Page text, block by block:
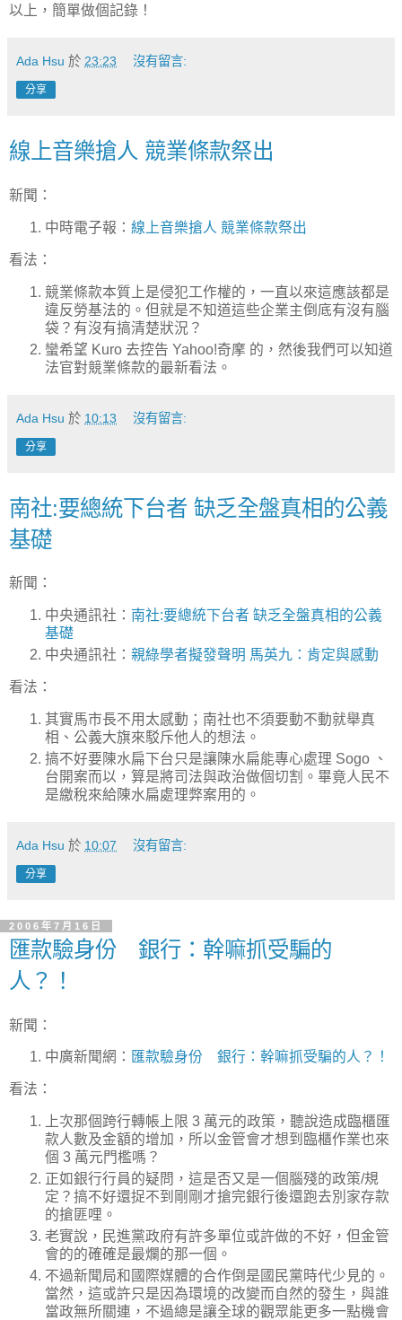
以上，簡單做個記錄！
Ada Hsu 於 23:23 沒有留言:
分享
線上音樂搶人 競業條款祭出
新聞：
中時電子報： 線上音樂搶人 競業條款祭出
看法：
競業條款本質上是侵犯工作權的，一直以來這應該都是
違反勞基法的。但就是不知道這些企業主倒底有沒有腦
袋？有沒有搞清楚狀況？
蠻希望 Kuro 去控告 Yahoo!奇摩 的，然後我們可以知道
法官對競業條款的最新看法。
Ada Hsu 於 10:13 沒有留言:
分享
南社:要總統下台者 缺乏全盤真相的公義
基礎
新聞：
中央通訊社： 南社:要總統下台者 缺乏全盤真相的公義
基礎
中央通訊社： 親綠學者擬發聲明 馬英九：肯定與感動
看法：
其實馬市長不用太感動；南社也不須要動不動就舉真
相、公義大旗來駁斥他人的想法。
搞不好要陳水扁下台只是讓陳水扁能專心處理 Sogo 、
台開案而以，算是將司法與政治做個切割。畢竟人民不
是繳稅來給陳水扁處理弊案用的。
Ada Hsu 於 10:07 沒有留言:
分享
2006年7月16日
匯款驗身份 銀行：幹嘛抓受騙的
人？！
新聞：
中廣新聞網： 匯款驗身份 銀行：幹嘛抓受騙的人？！
看法：
上次那個跨行轉帳上限 3 萬元的政策，聽說造成臨櫃匯
款人數及金額的增加，所以金管會才想到臨櫃作業也來
個 3 萬元門檻嗎？
正如銀行行員的疑問，這是否又是一個腦殘的政策/規
定？搞不好還捉不到剛剛才搶完銀行後還跑去別家存款
的搶匪哩。
老實說，民進黨政府有許多單位或許做的不好，但金管
會的的確確是最爛的那一個。
不過新聞局和國際媒體的合作倒是國民黨時代少見的。
當然，這或許只是因為環境的改變而自然的發生，與誰
當政無所關連，不過總是讓全球的觀眾能更多一點機會